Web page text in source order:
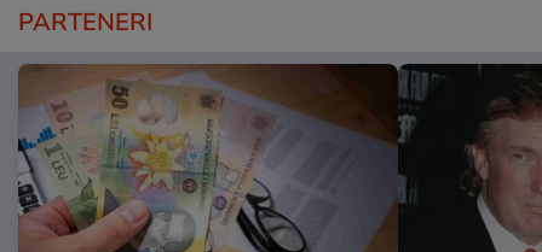
PARTENERI